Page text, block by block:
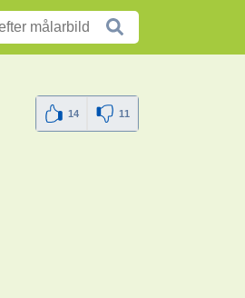
14 11